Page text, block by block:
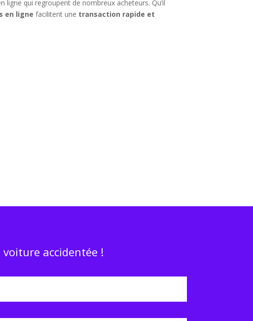
qui regroupent de nombreux acheteurs. Qu’il
en ligne facilitent une transaction rapide et
accidentée !